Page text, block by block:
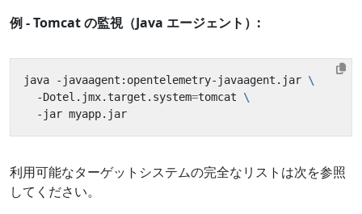
例 - Tomcat の監視（Java エージェント）:
java -javaagent:opentelemetry-javaagent.jar
  -Dotel.jmx.target.system
=tomcat
利用可能なターゲットシステムの完全なリストは次を参照
してください。